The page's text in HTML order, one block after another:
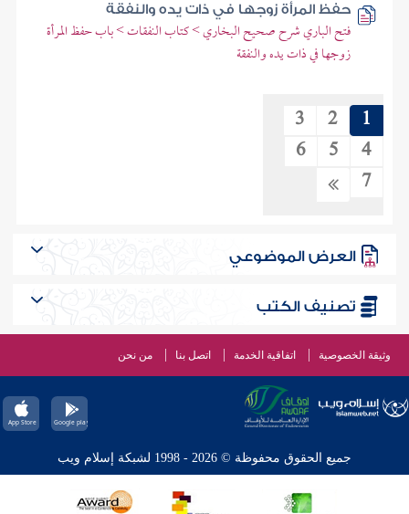
حفظ المرأة زوجها في ذات يده والنفقة
فتح الباري شرح صحيح البخاري > كتاب النفقات > باب حفظ المرأة
زوجها في ذات يده والنفقة
1
2
3
4
5
6
7
العرض الموضوعي
تصنيف الكتب
وثيقة الخصوصية اتفاقية الخدمة اتصل بنا من نحن
جميع الحقوق محفوظة © 2026 - 1998 لشبكة إسلام ويب